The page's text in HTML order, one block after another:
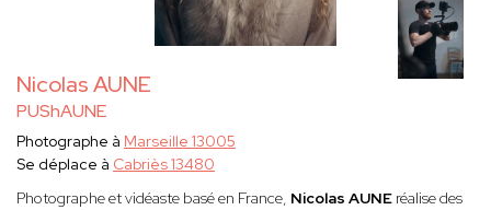
Nicolas AUNE
PUShAUNE
Photographe à Marseille 13005
Se déplace à Cabriès 13480
Photographe et vidéaste basé en France, Nicolas AUNE réalise des